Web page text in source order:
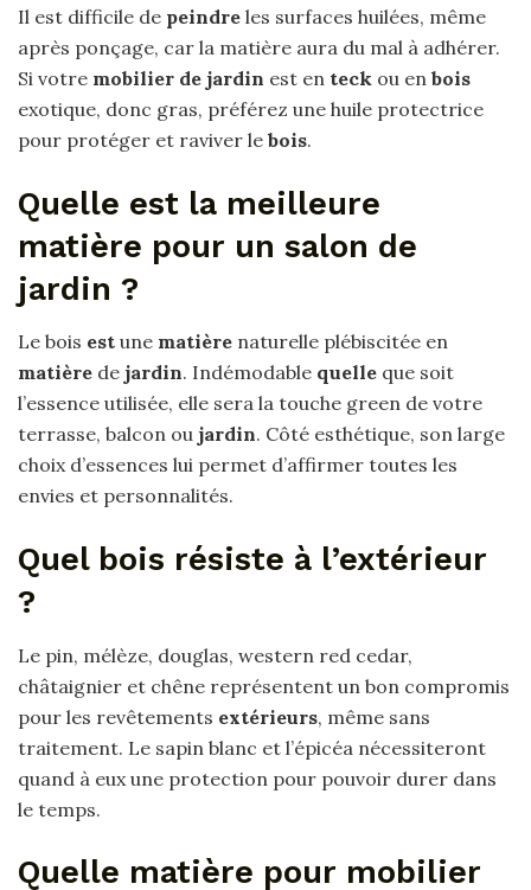
Il est difficile de peindre les surfaces huilées, même
après ponçage, car la matière aura du mal à adhérer.
Si votre mobilier de jardin est en teck ou en bois
exotique, donc gras, préférez une huile protectrice
pour protéger et raviver le bois.
Quelle est la meilleure
matière pour un salon de
jardin ?
Le bois est une matière naturelle plébiscitée en
matière de jardin. Indémodable quelle que soit
l’essence utilisée, elle sera la touche green de votre
terrasse, balcon ou jardin. Côté esthétique, son large
choix d’essences lui permet d’affirmer toutes les
envies et personnalités.
Quel bois résiste à l’extérieur
?
Le pin, mélèze, douglas, western red cedar,
châtaignier et chêne représentent un bon compromis
pour les revêtements extérieurs, même sans
traitement. Le sapin blanc et l’épicéa nécessiteront
quand à eux une protection pour pouvoir durer dans
le temps.
Quelle matière pour mobilier